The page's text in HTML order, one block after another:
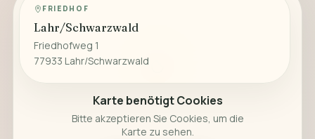
Karte benötigt Cookies
Bitte akzeptieren Sie Cookies, um die
Karte zu sehen.
FRIEDHOF
Lahr/Schwarzwald
Friedhofweg 1
77933 Lahr/Schwarzwald